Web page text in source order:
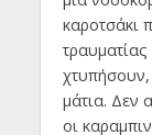
καροτσάκι
μάτια. Δεν
οι